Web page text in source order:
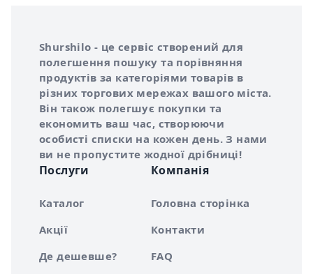
Про сервіс Shurshilo
Shurshilo - це сервіс створений для
полегшення пошуку та порівняння
продуктів за категоріями товарів в
різних торгових мережах вашого міста.
Він також полегшує покупки та
економить ваш час, створюючи
особисті списки на кожен день. З нами
ви не пропустите жодної дрібниці!
Послуги
Каталог
Акції
Де дешевше?
Компанія
Головна сторінка
Контакти
FAQ